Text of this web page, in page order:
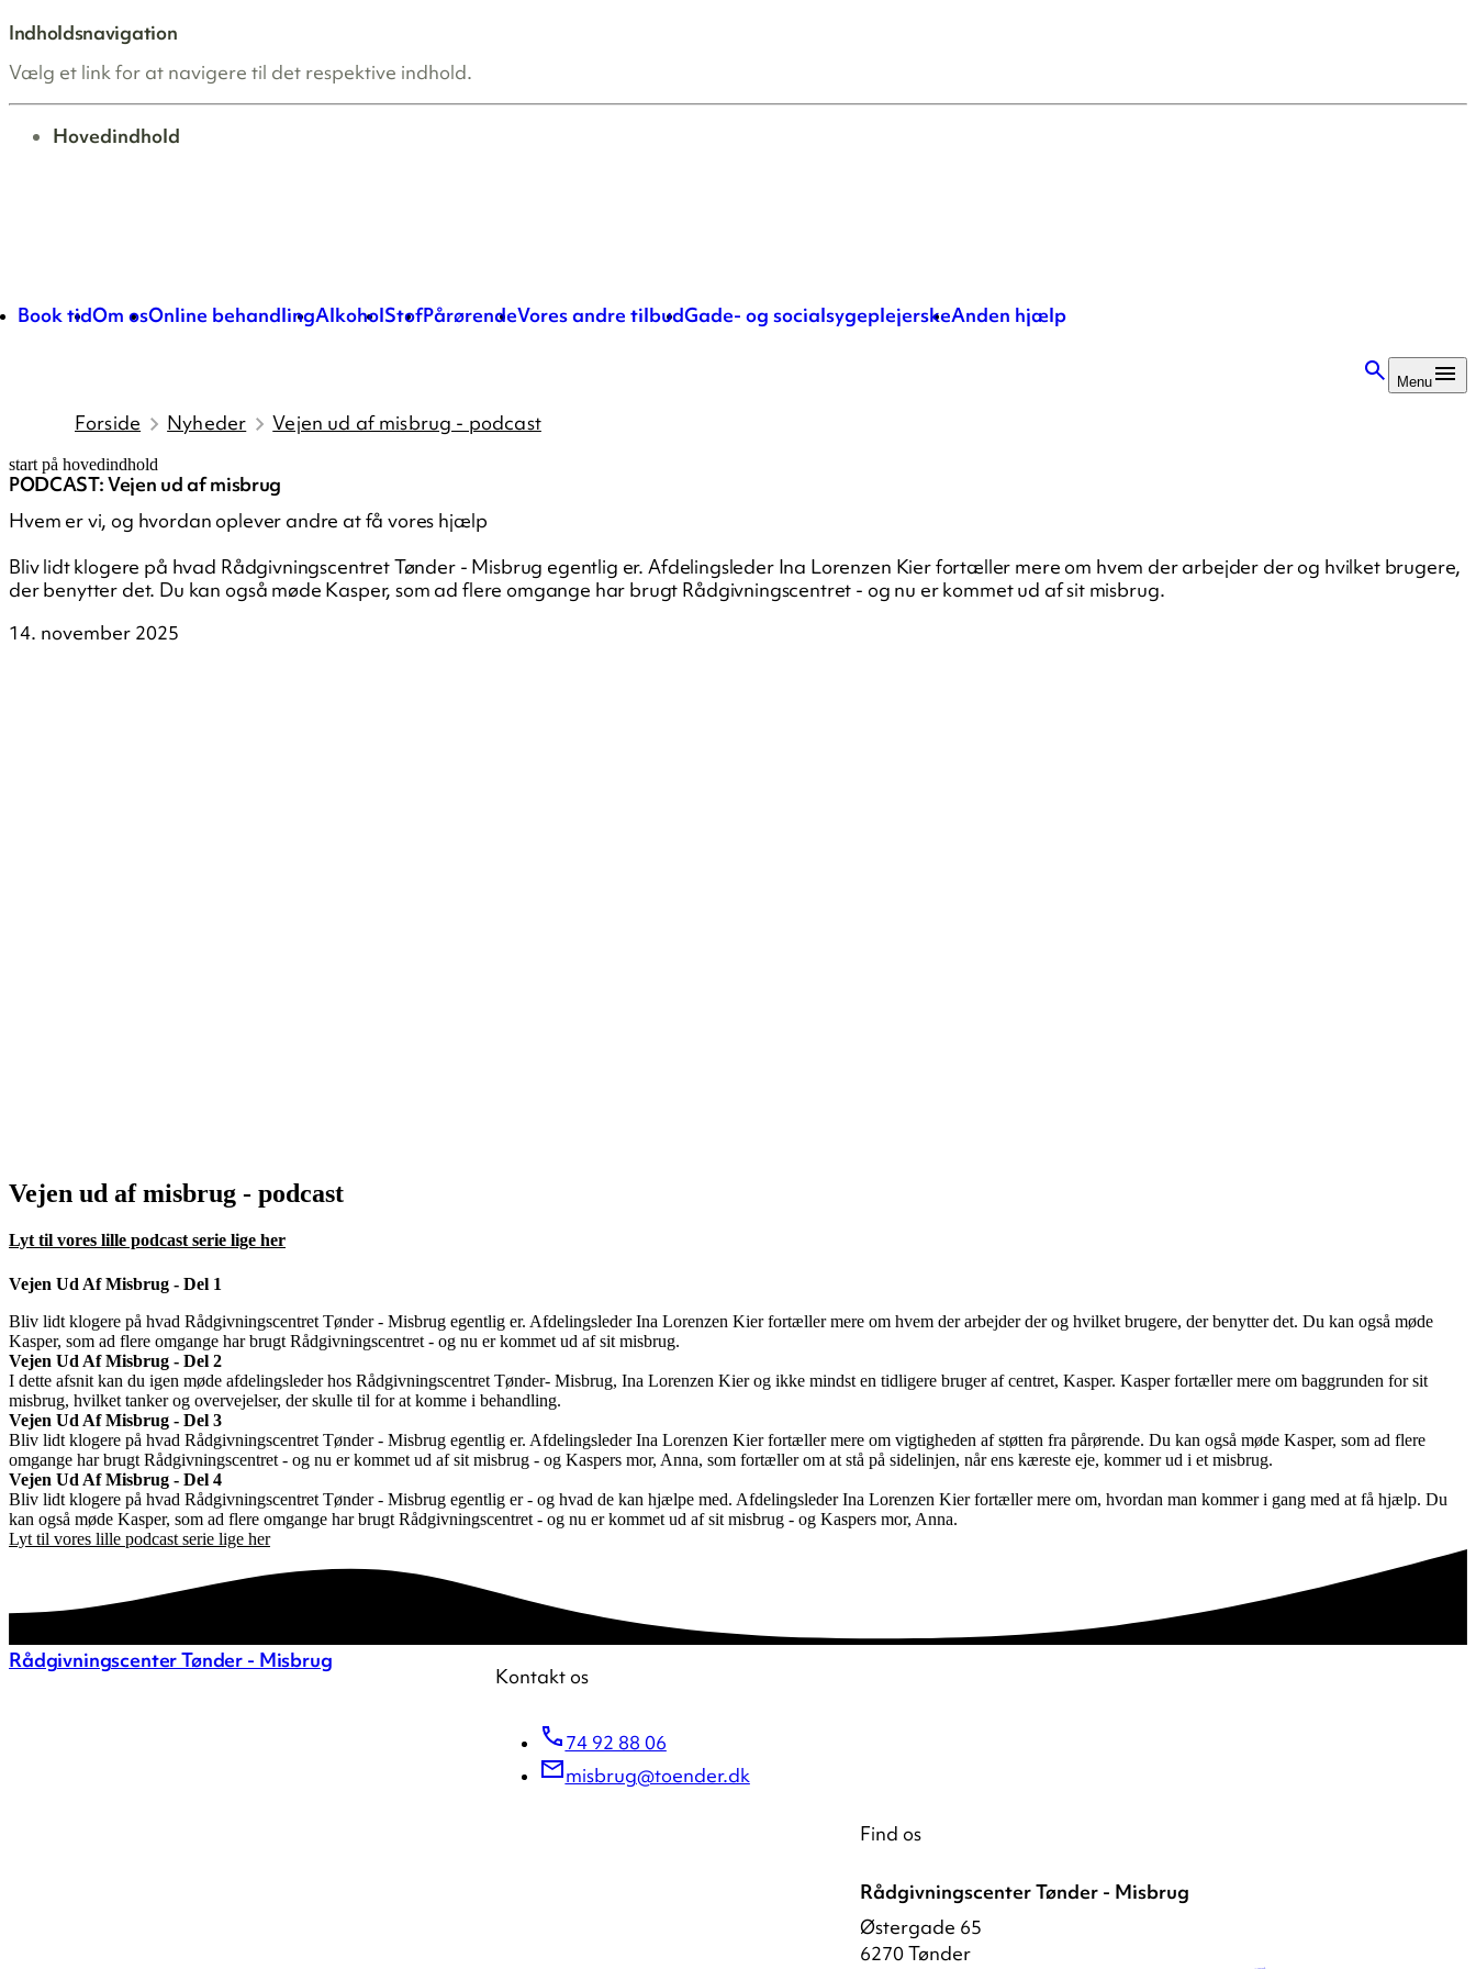
Indholdsnavigation
Vælg et link for at navigere til det respektive indhold.
gå til
Hovedindhold
Book tidOm osOnline behandlingAlkoholStofPårørendeVores andre tilbudGade- og socialsygeplejerskeAnden hjælp
Menu
Forside Nyheder Vejen ud af misbrug - podcast
start på hovedindhold
PODCAST: Vejen ud af misbrug
Hvem er vi, og hvordan oplever andre at få vores hjælp
Bliv lidt klogere på hvad Rådgivningscentret Tønder - Misbrug egentlig er. Afdelingsleder Ina Lorenzen Kier fortæller mere om hvem der arbejder der og hvilket brugere,
der benytter det. Du kan også møde Kasper, som ad flere omgange har brugt Rådgivningscentret - og nu er kommet ud af sit misbrug.
14. november 2025
senest opdateret 16. april 2026
Vejen ud af misbrug - podcast
Lyt til vores lille podcast serie lige her
Vejen Ud Af Misbrug - Del 1
Bliv lidt klogere på hvad Rådgivningscentret Tønder - Misbrug egentlig er. Afdelingsleder Ina Lorenzen Kier fortæller mere om hvem der arbejder der og hvilket brugere, der benytter det. Du kan også møde
Kasper, som ad flere omgange har brugt Rådgivningscentret - og nu er kommet ud af sit misbrug.
Vejen Ud Af Misbrug - Del 2
I dette afsnit kan du igen møde afdelingsleder hos Rådgivningscentret Tønder- Misbrug, Ina Lorenzen Kier og ikke mindst en tidligere bruger af centret, Kasper. Kasper fortæller mere om baggrunden for sit
misbrug, hvilket tanker og overvejelser, der skulle til for at komme i behandling.
Vejen Ud Af Misbrug - Del 3
Bliv lidt klogere på hvad Rådgivningscentret Tønder - Misbrug egentlig er. Afdelingsleder Ina Lorenzen Kier fortæller mere om vigtigheden af støtten fra pårørende. Du kan også møde Kasper, som ad flere
omgange har brugt Rådgivningscentret - og nu er kommet ud af sit misbrug - og Kaspers mor, Anna, som fortæller om at stå på sidelinjen, når ens kæreste eje, kommer ud i et misbrug.
Vejen Ud Af Misbrug - Del 4
Bliv lidt klogere på hvad Rådgivningscentret Tønder - Misbrug egentlig er - og hvad de kan hjælpe med. Afdelingsleder Ina Lorenzen Kier fortæller mere om, hvordan man kommer i gang med at få hjælp. Du
kan også møde Kasper, som ad flere omgange har brugt Rådgivningscentret - og nu er kommet ud af sit misbrug - og Kaspers mor, Anna.
Lyt til vores lille podcast serie lige her
Rådgivningscenter Tønder - Misbrug
Kontakt os
74 92 88 06
misbrug@toender.dk
Find os
Rådgivningscenter Tønder - Misbrug
Østergade 65
6270 Tønder